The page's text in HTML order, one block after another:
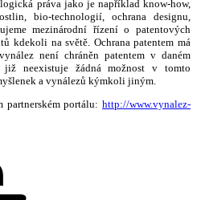
práva jako je například know-how,
bio-technologií, ochrana designu,
mezinárodní řízení o patentových
kdekoli na světě. Ochrana patentem má
není chráněn patentem v daném
neexistuje žádná možnost v tomto
a vynálezů kýmkoli jiným.
partnerském portálu: http://www.vynalez-